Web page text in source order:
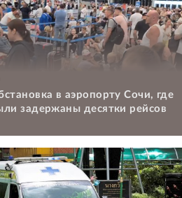
в аэропорту Сочи, где
задержаны десятки рейсов